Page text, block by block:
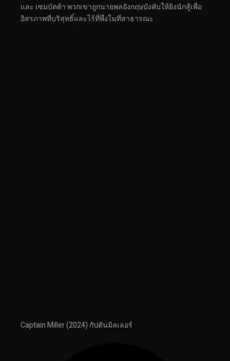
และ เซมบัตต้า พวกเขาถูกนายพลอังกฤษบังคับให้ยิงนักสู้เพื่อ
อิสรภาพที่บริสุทธิ์และไร้ที่พึ่งในที่สาธารณะ
Captain Miller (2024) กัปตันมิลเลอร์